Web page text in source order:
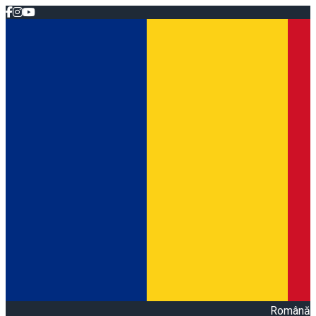
Română